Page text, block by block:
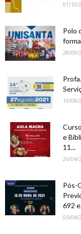
01/10/
Polo
28/09/
19/08/
e
11...
26/04/
Pós-
692
05/04/